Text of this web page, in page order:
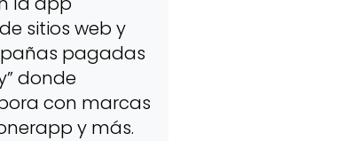
sitios web y
pagadas
donde
con marcas
y más.